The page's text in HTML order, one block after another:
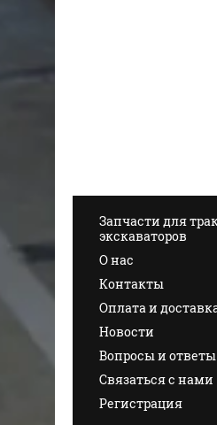
Запчасти для
экскаваторов
О нас
Контакты
Оплата и
Новости
Вопросы и ответы
Связаться с нами
Регистрация